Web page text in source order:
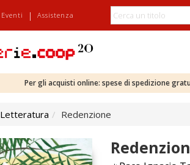
Eventi | Assistenza
Per gli acquisti online: spese di spedizione
Letteratura Redenzione